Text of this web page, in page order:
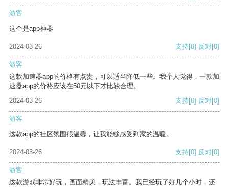
游客
这个是app神器
2024-03-26 支持[0] 反对[0]
游客
这款加速器app的价格有点贵，可以适当降低一些。我个人觉得，一款加
速器app的价格应该在50元以下才比较合理。
2024-03-26
支持[0] 反对[0]
游客
这款app的社区氛围很温馨，让我能够感受到家的温暖。
2024-03-26 支持[0] 反对[0]
游客
这款游戏非常好玩，画面精美，玩法丰富。我已经玩了好几个小时，还